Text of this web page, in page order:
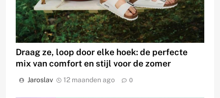
Draag ze, loop door elke hoek: de perfecte
mix van comfort en stijl voor de zomer
Jaroslav 12 maanden ago 0